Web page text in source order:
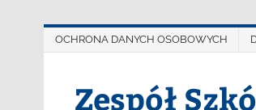
OCHRONA DANYCH OSOBOWYCH
Zespół